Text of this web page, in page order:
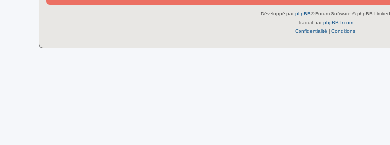
Développé par phpBB® Forum Software © phpBB Limited
Traduit par phpBB-fr.com
Confidentialité | Conditions